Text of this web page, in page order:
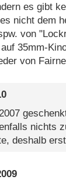
es gibt
nicht dem
von
35mm-
von
nichts
deshalb